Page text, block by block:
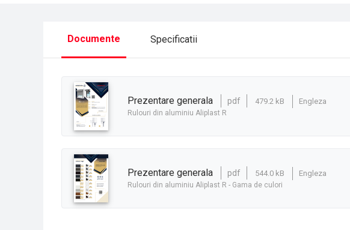
Documente Specificatii
prezentare generala pdf 479.2 kB Engleza
Rulouri din aluminiu Aliplast R
prezentare generala pdf 544.0 kB Engleza
Rulouri din aluminiu Aliplast R - Gama de culori